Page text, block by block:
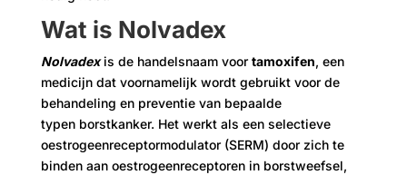
Wat is Nolvadex
Nolvadexis de handelsnaam voor tamoxifen, een
medicijn dat voornamelijk wordt gebruikt voor de
behandeling en preventie van bepaalde
typen borstkanker. Het werkt als een selectieve
oestrogeenreceptormodulator (SERM) door zich te
binden aan oestrogeenreceptoren in borstweefsel,